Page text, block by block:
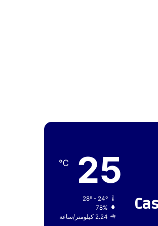
25
℃
28º - 24º
78%
2.24 كيلومتر/ساعة